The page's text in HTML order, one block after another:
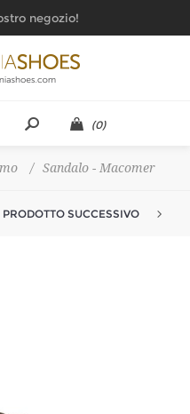
negozio!
(0)
/ Sandalo - Macomer
PRODOTTO SUCCESSIVO